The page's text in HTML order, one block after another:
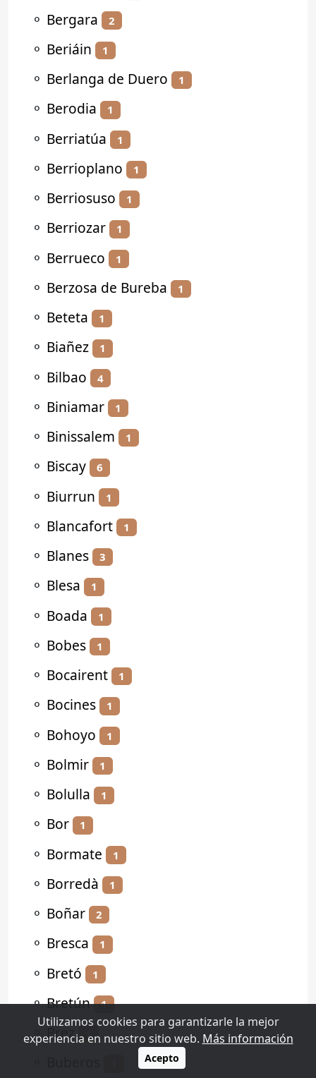
⚬ Bergara 2
⚬ Beriáin 1
⚬ Berlanga de Duero 1
⚬ Berodia 1
⚬ Berriatúa 1
⚬ Berrioplano 1
⚬ Berriosuso 1
⚬ Berriozar 1
⚬ Berrueco 1
⚬ Berzosa de Bureba 1
⚬ Beteta 1
⚬ Biañez 1
⚬ Bilbao 4
⚬ Biniamar 1
⚬ Binissalem 1
⚬ Biscay 6
⚬ Biurrun 1
⚬ Blancafort 1
⚬ Blanes 3
⚬ Blesa 1
⚬ Boada 1
⚬ Bobes 1
⚬ Bocairent 1
⚬ Bocines 1
⚬ Bohoyo 1
⚬ Bolmir 1
⚬ Bolulla 1
⚬ Bor 1
⚬ Bormate 1
⚬ Borredà 1
⚬ Boñar 2
⚬ Bresca 1
⚬ Bretó 1
⚬Bretún 1
⚬Brez 1
Utilizamos cookies para garantizarle la mejor
experiencia en nuestro sitio web. Más información
Acepto